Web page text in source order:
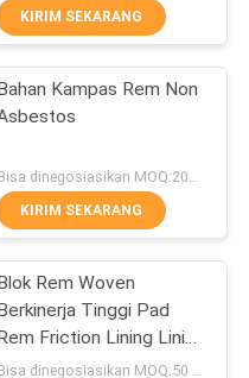
Rem
32
KIRIM SEKARANG
Bahan Kampas Rem Non
Bisa dinegosiasikan MOQ:200 pcs
KIRIM SEKARANG
Rem Woven
Tinggi Pad
Friction Lining Lining
Woven